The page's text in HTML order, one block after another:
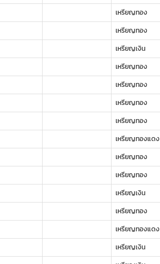
เหรียญทอง
เหรียญทอง
เหรียญเงิน
เหรียญทอง
เหรียญทอง
เหรียญทอง
เหรียญทอง
เหรียญทองแดง
เหรียญทอง
เหรียญทอง
เหรียญเงิน
เหรียญทอง
เหรียญทองแดง
เหรียญเงิน